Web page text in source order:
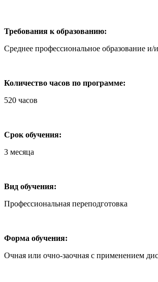
Требования к образованию:
Среднее профессиональное образование
Количество часов по программе:
520 часов
Срок обучения:
3 месяца
Вид обучения:
Профессиональная переподготовка
Форма обучения:
Очная или очно-заочная с применением